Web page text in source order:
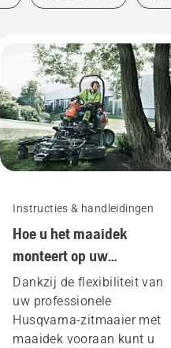
Instructies & handleidingen
Hoe u het maaidek
monteert op uw
professionele Husqvarna-
zitmaaier met maaidek
vooraan
Dankzij de flexibiliteit van
uw professionele
Husqvarna-zitmaaier met
maaidek vooraan kunt u